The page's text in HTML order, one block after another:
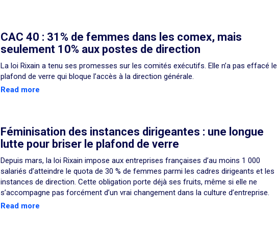
CAC 40 : 31% de femmes dans les comex, mais
seulement 10% aux postes de direction
La loi Rixain a tenu ses promesses sur les comités exécutifs. Elle n’a pas effacé le
plafond de verre qui bloque l’accès à la direction générale.
Read more
Féminisation des instances dirigeantes : une longue
lutte pour briser le plafond de verre
Depuis mars, la loi Rixain impose aux entreprises françaises d’au moins 1 000
salariés d’atteindre le quota de 30 % de femmes parmi les cadres dirigeants et les
instances de direction. Cette obligation porte déjà ses fruits, même si elle ne
s’accompagne pas forcément d’un vrai changement dans la culture d’entreprise.
Read more